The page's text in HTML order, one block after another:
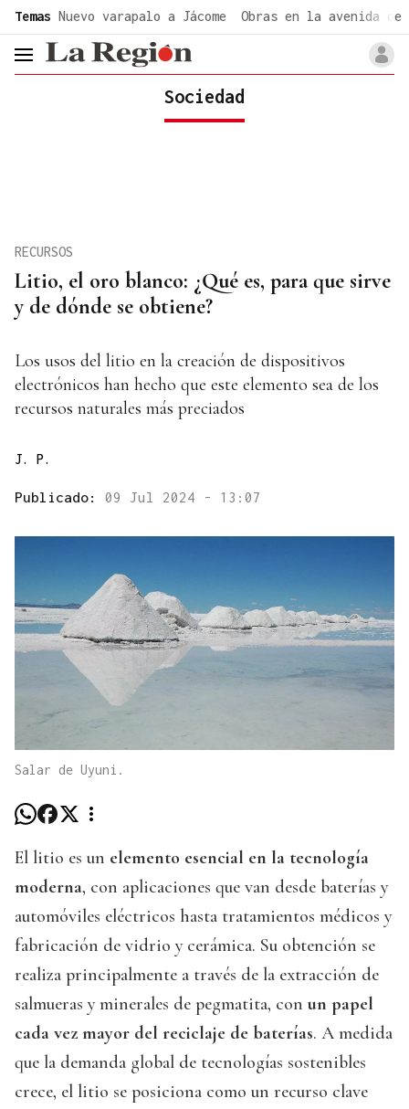
Temas Nuevo varapalo a Jácome Obras en la avenida de
header.menu.open
Sociedad
Litio, el oro blanco: ¿Qué es, para que sirve
y de dónde se obtiene?
RECURSOS
Los usos del litio en la creación de dispositivos
electrónicos han hecho que este elemento sea de los
recursos naturales más preciados
J. P.
Publicado: 09 Jul 2024 - 13:07
Salar de Uyuni.
El litio es un elemento esencial en la tecnología
moderna, con aplicaciones que van desde baterías y
automóviles eléctricos hasta tratamientos médicos y
fabricación de vidrio y cerámica. Su obtención se
realiza principalmente a través de la extracción de
salmueras y minerales de pegmatita, con un papel
cada vez mayor del reciclaje de baterías. A medida
que la demanda global de tecnologías sostenibles
crece, el litio se posiciona como un recurso clave